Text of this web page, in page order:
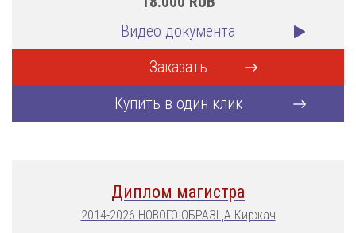
Видео документа
Заказать
Купить в один клик
Диплом магистра
2014-2026 НОВОГО ОБРАЗЦА Киржач